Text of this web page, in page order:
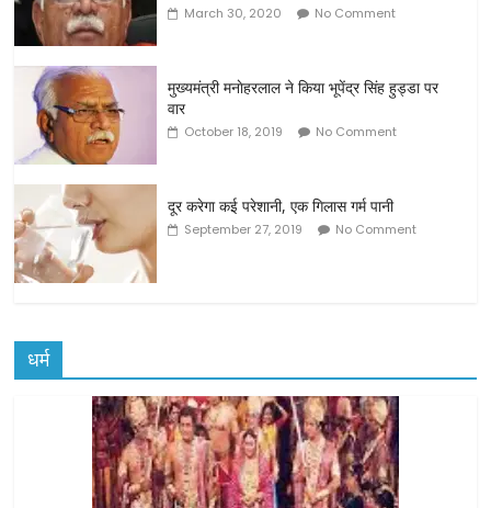
March 30, 2020 No Comment
मुख्यमंत्री मनाेहरलाल ने किया भूपेंद्र सिंह हुड्डा पर
वार
October 18, 2019 No Comment
दूर करेगा कई परेशानी, एक गिलास गर्म पानी
September 27, 2019 No Comment
धर्म